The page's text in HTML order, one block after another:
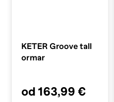
KETER Groove tall
ormar
od 163,99 €